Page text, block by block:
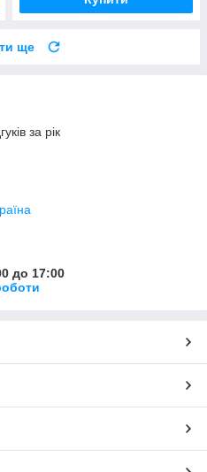
ще
за рік
до 17:00